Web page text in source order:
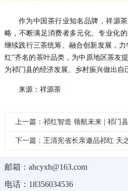
作为中国茶行业知名品牌，祥源
略，不断满足消费者多元化、专业化
继续践行三茶统筹、融合创新发展，
红”齐名的茶叶品类，为中原地区茶友
为祁门县的经济发展、乡村振兴做出自
来源：祥源茶
下一篇：王清宪省长亲邀品祁红 天
邮箱：ahcyxh@163.com
电话：18356034536